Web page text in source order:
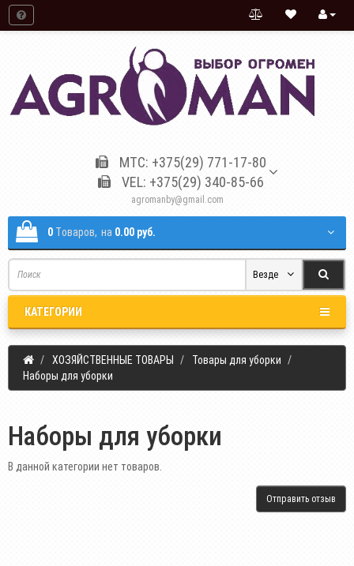
МТС: +375(29) 771-17-80
VEL: +375(29) 340-85-66
agromanby@gmail.com
0 Tоваров, на 0.00 руб.
Везде
КАТЕГОРИИ
ХОЗЯЙСТВЕННЫЕ ТОВАРЫ
Товары для уборки
Наборы для уборки
Наборы для уборки
В данной категории нет товаров.
Отправить отзыв